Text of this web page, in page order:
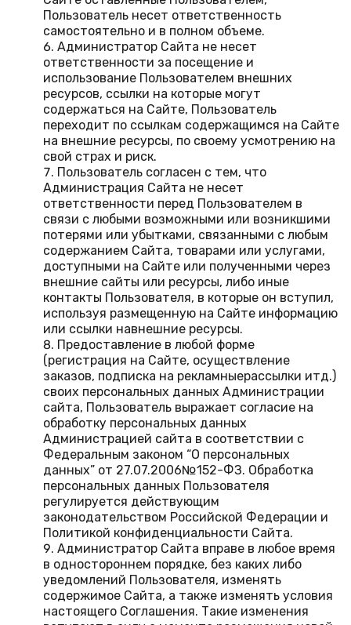
Пользователь несет ответственность
самостоятельно и в полном объеме.
Администратор Сайта не несет
ответственности за посещение и
использование Пользователем внешних
ресурсов, ссылки на которые могут
содержаться на Сайте, Пользователь
переходит по ссылкам содержащимся на Сайте
на внешние ресурсы, по своему усмотрению на
свой страх и риск.
Пользователь согласен с тем, что
Администрация Сайта не несет
ответственности перед Пользователем в
связи с любыми возможными или возникшими
потерями или убытками, связанными с любым
содержанием Сайта, товарами или услугами,
доступными на Сайте или полученными через
внешние сайты или ресурсы, либо иные
контакты Пользователя, в которые он вступил,
используя размещенную на Сайте информацию
или ссылки навнешние ресурсы.
Предоставление в любой форме
(регистрация на Сайте, осуществление
заказов, подписка на рекламныерассылки итд.)
своих персональных данных Администрации
сайта, Пользователь выражает согласие на
обработку персональных данных
Администрацией сайта в соответствии с
Федеральным законом “О персональных
данных” от 27.07.2006№152-ФЗ. Обработка
персональных данных Пользователя
регулируется действующим
законодательством Российской Федерации и
Политикой конфиденциальности Сайта.
Администратор Сайта вправе в любое время
в одностороннем порядке, без каких либо
уведомлений Пользователя, изменять
содержимое Сайта, а также изменять условия
настоящего Соглашения. Такие изменения